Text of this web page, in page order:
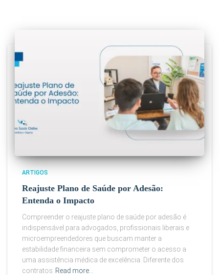
ARTIGOS
Reajuste Plano de Saúde por Adesão:
Entenda o Impacto
Compreender o reajuste plano de saúde por adesão é
indispensável para advogados, profissionais liberais e
microempreendedores que buscam manter a
estabilidade financeira sem comprometer o acesso a
uma assistência médica de excelência. Diferente dos
contratos Read more…